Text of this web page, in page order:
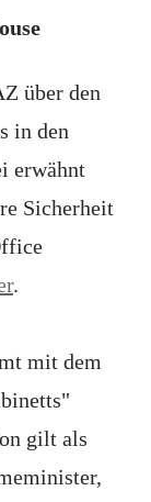
über den
in den
erwähnt
Sicherheit
.
mit dem
gilt als